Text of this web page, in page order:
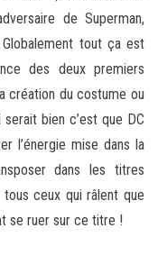
de Superman,
tout ça est
des deux premiers
création du costume ou
bien c’est que DC
l’énergie mise dans la
dans les titres
tous ceux qui râlent que
se ruer sur ce titre !